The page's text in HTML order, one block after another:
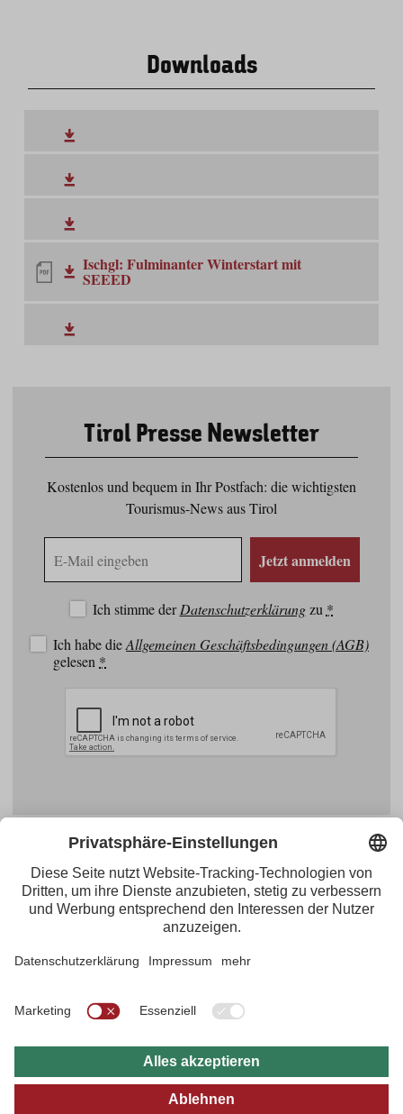
Downloads
Ischgl: Fulminanter Winterstart mit
SEEED
Tirol Presse Newsletter
Kostenlos und bequem in Ihr Postfach: die wichtigsten
Tourismus-News aus Tirol
Mail
Jetzt anmelden
Ich stimme derDatenschutzerklärungzu *
Ich habe dieAllgemeinen Geschäftsbedingungen (AGB)
gelesen *
Tirol Werbung
Maria-Theresien-Straße 55 · 6020 Innsbruck
+43.512.5320-656· presse@tirol.at
RSS-Feeds
Impressum
Datenschutzerklärung
Barrierefreiheitserklärung
AGBs
FAQs
B2B
Instagram